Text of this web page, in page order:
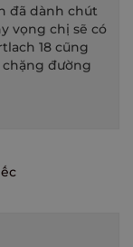
đã dành chút
vọng chị sẽ có
18 cũng
đường